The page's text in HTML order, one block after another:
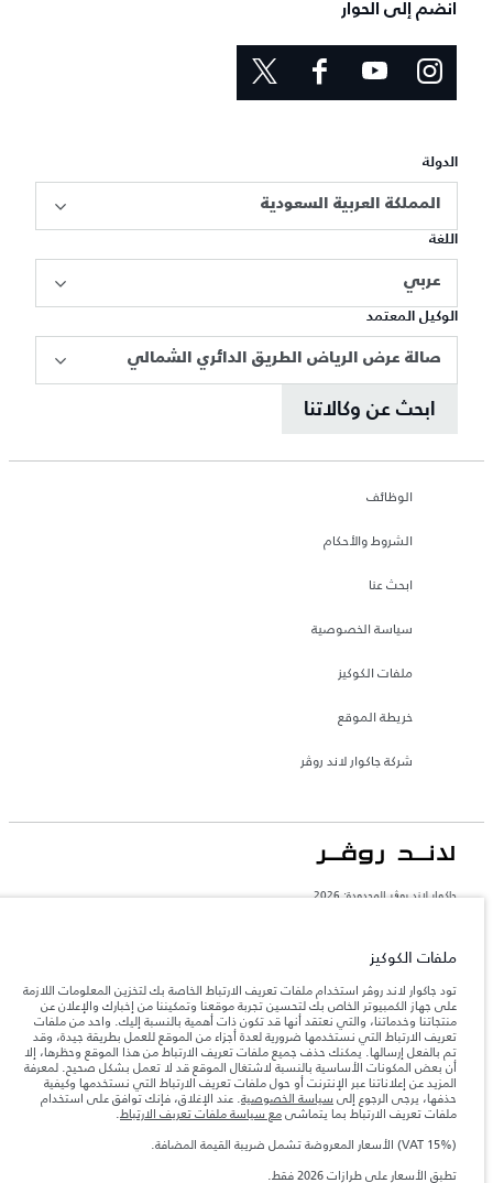
انضم إلى الحوار
الدولة
المملكة العربية السعودية
اللغة
عربي
الوكيل المعتمد
صالة عرض الرياض الطريق الدائري الشمالي
ابحث عن وكالاتنا
الوظائف
الشروط والأحكام
ابحث عنا
سياسة الخصوصية
ملفات الكوكيز
خريطة الموقع
شركة جاكوار لاند روڤر
جاكوار لاند روڨر المحدودة: 2026
تعكس الأوزان المذكورة مواصفات السيارة القياسية. سوف تؤثر الإكسسوارات وغيرها من
العناصر المثبتة بعد نقطة التصنيع في الحمولة. تأكد من عدم تجاوز الوزن الإجمالي للسيارة
والحمولة.
المعلومات والمواصفات والأسعار والألوان المذكورة على هذا الموقع قد تختلف من بلد إلى
آخر، كما أنّها قد تتغير بدون إشعار مسبق. الرجاء التواصل مع وكيلنا المحلي للتأكد من توفّرها
والتحقق من الأسعار.
ملاحظة مهمة حول الصور والمواصفات. إن النقص العالمي في أشباه الموصلات يؤثر حاليًا
في مواصفات تصميم السيارات وتوفر الخيارات وتوقيتات التصاميم. هذا ظرف ديناميكي
للغاية، ونتيجة لذلك، قد لا تمثّل الصور المستخدَمة ضمن موقع الويب حاليًا المواصفات الحالية
بالكامل بالنسبة إلى الميزات والخيارات والحلية ومجموعات الألوان. يرجى استشارة وكيلك الذي
سيتمكّن من تأكيد أي تقييدات حالية معك للسماح لك باتخاذ قرار مدروس
ملفات الكوكيز
تود جاكوار لاند روڤر استخدام ملفات تعريف الارتباط الخاصة بك لتخزين المعلومات اللازمة
على جهاز الكمبيوتر الخاص بك لتحسين تجربة موقعنا وتمكيننا من إخبارك والإعلان عن
منتجاتنا وخدماتنا، والتي نعتقد أنها قد تكون ذات أهمية بالنسبة إليك. واحد من ملفات
تعريف الارتباط التي نستخدمها ضرورية لعدة أجزاء من الموقع للعمل بطريقة جيدة، وقد
تم بالفعل إرسالها. يمكنك حذف جميع ملفات تعريف الارتباط من هذا الموقع وحظرها، إلا
أن بعض المكونات الأساسية بالنسبة لاشتغال الموقع قد لا تعمل بشكل صحيح. لمعرفة
المزيد عن إعلاناتنا عبر الإنترنت أو حول ملفات تعريف الارتباط التي نستخدمها وكيفية
حذفها، يرجى الرجوع إلى سياسة الخصوصية. عند الإغلاق، فإنك توافق على استخدام
ملفات تعريف الارتباط بما يتماشىمع سياسة ملفات تعريف الارتباط.
(VAT 15%) الأسعار المعروضة تشمل ضريبة القيمة المضافة.
تطبق الأسعار على طرازات 2026 فقط.‎